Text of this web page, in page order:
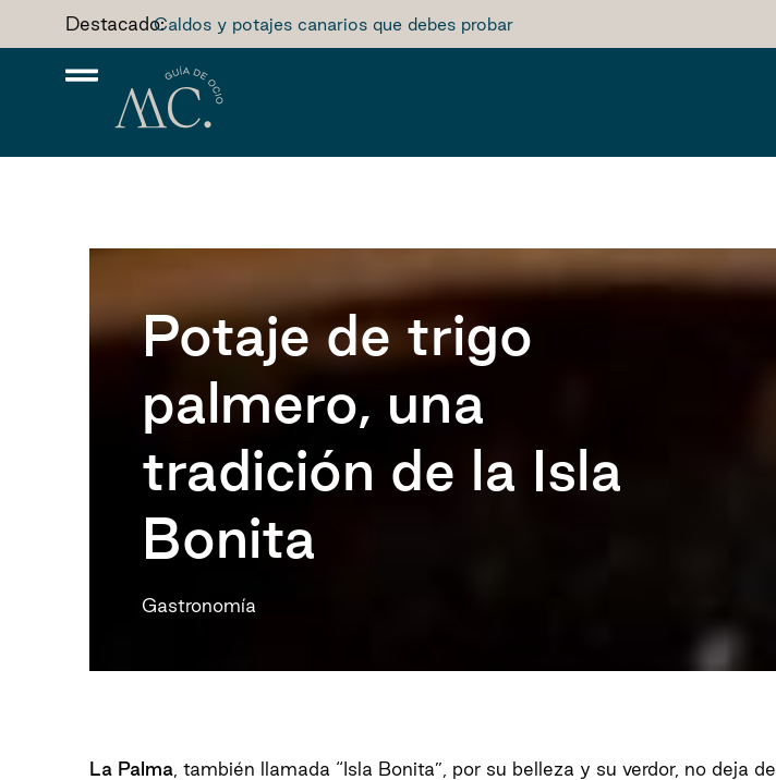
Destacado:Caldos y potajes canarios que debes probar
Potaje de trigo
palmero, una
tradición de la Isla
Bonita
Gastronomía
La Palma , también llamada “Isla Bonita”, por su belleza y su verdor, no deja de